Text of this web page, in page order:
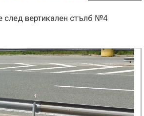
след вертикален стълб №4